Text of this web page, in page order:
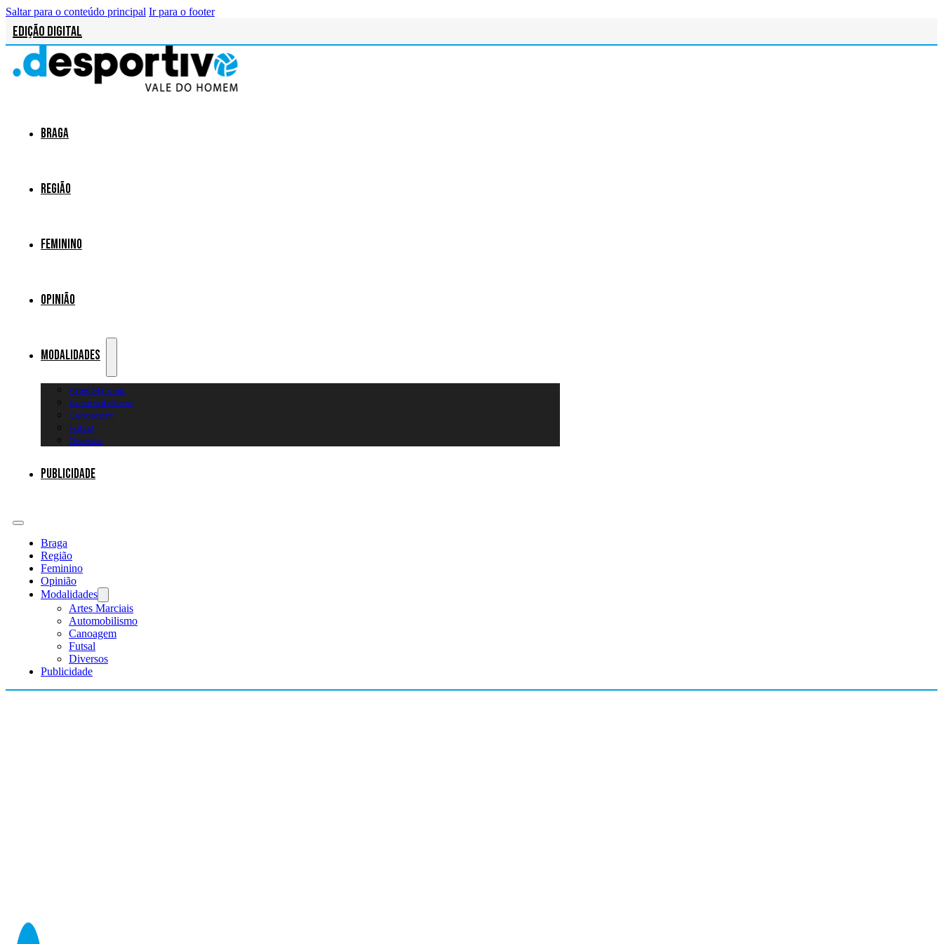
Saltar para o conteúdo principal Ir para o footer
Edição Digital
Braga
Região
Feminino
Opinião
Modalidades
Artes Marciais
Automobilismo
Canoagem
Futsal
Diversos
Publicidade
Braga
Região
Feminino
Opinião
Modalidades
Artes Marciais
Automobilismo
Canoagem
Futsal
Diversos
Publicidade